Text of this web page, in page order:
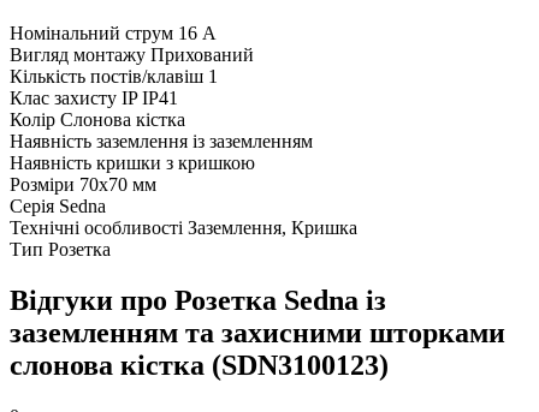
Номінальний струм 16 А
Вигляд монтажу Прихований
Кількість постів/клавіш 1
Клас захисту IP IP41
Колір Слонова кістка
Наявність заземлення із заземленням
Наявність кришки з кришкою
Розміри 70х70 мм
Серія Sedna
Технічні особливості Заземлення, Кришка
Тип Розетка
Відгуки про Розетка Sedna із
заземленням та захисними шторками
слонова кістка (SDN3100123)